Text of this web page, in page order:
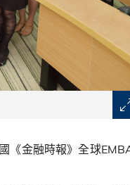
《金融時報》全球